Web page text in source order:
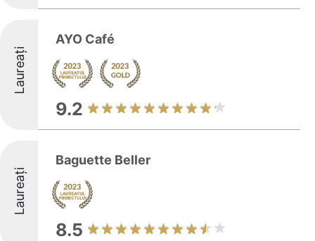
Laureați
AYO Café
9.2
Laureați
Baguette Beller
8.5